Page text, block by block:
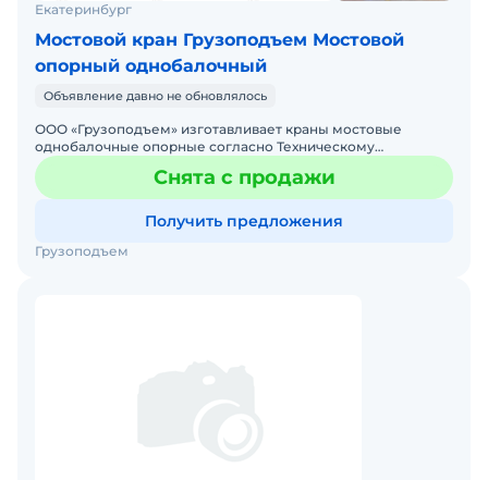
Екатеринбург
Мостовой кран Грузоподъем Мостовой
опорный однобалочный
Объявление давно не обновлялось
ООО «Грузоподъем» изготавливает краны мостовые
однобалочные опорные согласно Техническому
регламенту Таможенного Союза 010/2011 "О безопасности
машин и оборудовСнята с продажи
Получить предложения
Грузоподъем